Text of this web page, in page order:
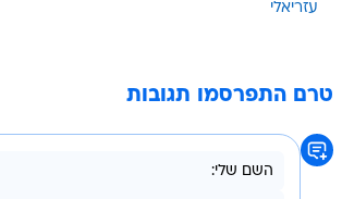
עזריאלי
טרם התפרסמו תגובות